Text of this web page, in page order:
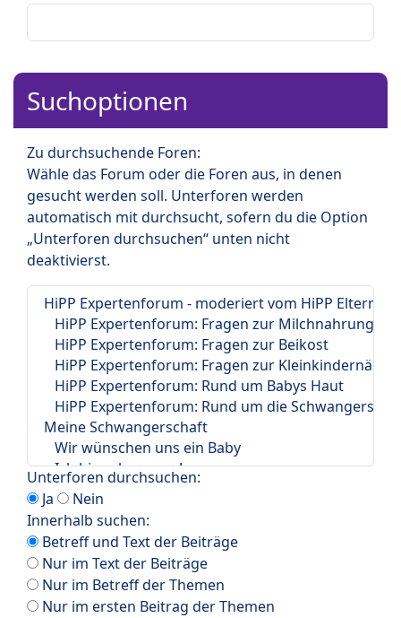
Suchoptionen
Zu durchsuchende Foren:
Wähle das Forum oder die Foren aus, in denen
gesucht werden soll. Unterforen werden
automatisch mit durchsucht, sofern du die Option
„Unterforen durchsuchen“ unten nicht
deaktivierst.
Unterforen durchsuchen:
Ja
Nein
Innerhalb suchen:
Betreff und Text der Beiträge
Nur im Text der Beiträge
Nur im Betreff der Themen
Nur im ersten Beitrag der Themen